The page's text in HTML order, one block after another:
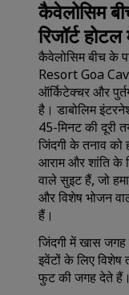
कैवेलोसिम
रिजॉर्ट
कैवेलोसिम बीच के
Resort Goa
ऑर्किटेक्चर और
है। डाबोलिम
45-मिनट की दूरी
जिंदगी के तनाव को
आराम और शांति के
वाले सुइट हैं, जो
और विशेष भोजन
हैं।
जिंदगी में खास जगह
इवेंटों के लिए विशेष
फुट की जगह देते हैं।